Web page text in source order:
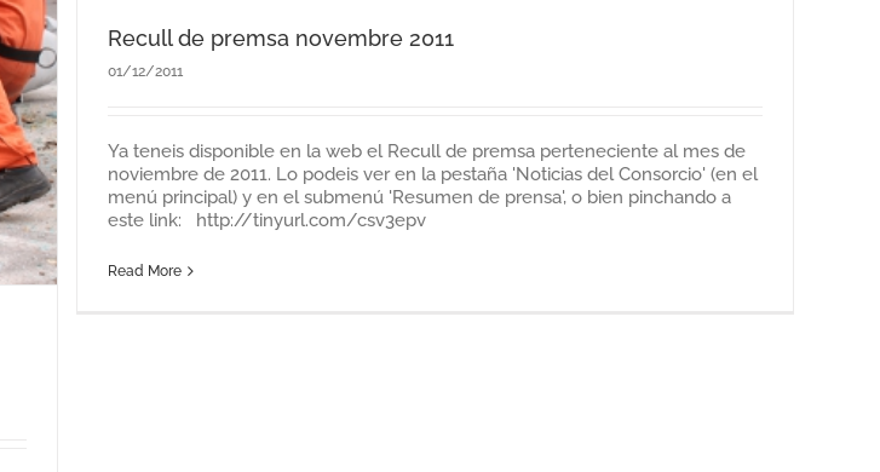
Recull de premsa novembre 2011
01/12/2011
Ya teneis disponible en la web el Recull de premsa perteneciente al mes de
noviembre de 2011. Lo podeis ver en la pestaña 'Noticias del Consorcio' (en el
menú principal) y en el submenú 'Resumen de prensa', o bien pinchando a
este link: http://tinyurl.com/csv3epv
Read More